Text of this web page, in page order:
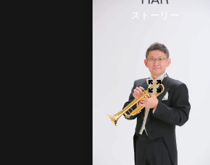
ストーリー